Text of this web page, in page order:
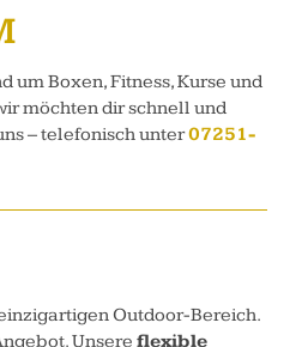
Boxen, Fitness, Kurse und
möchten dir schnell und
– telefonisch unter07251-
Outdoor-Bereich.
Unsere flexible